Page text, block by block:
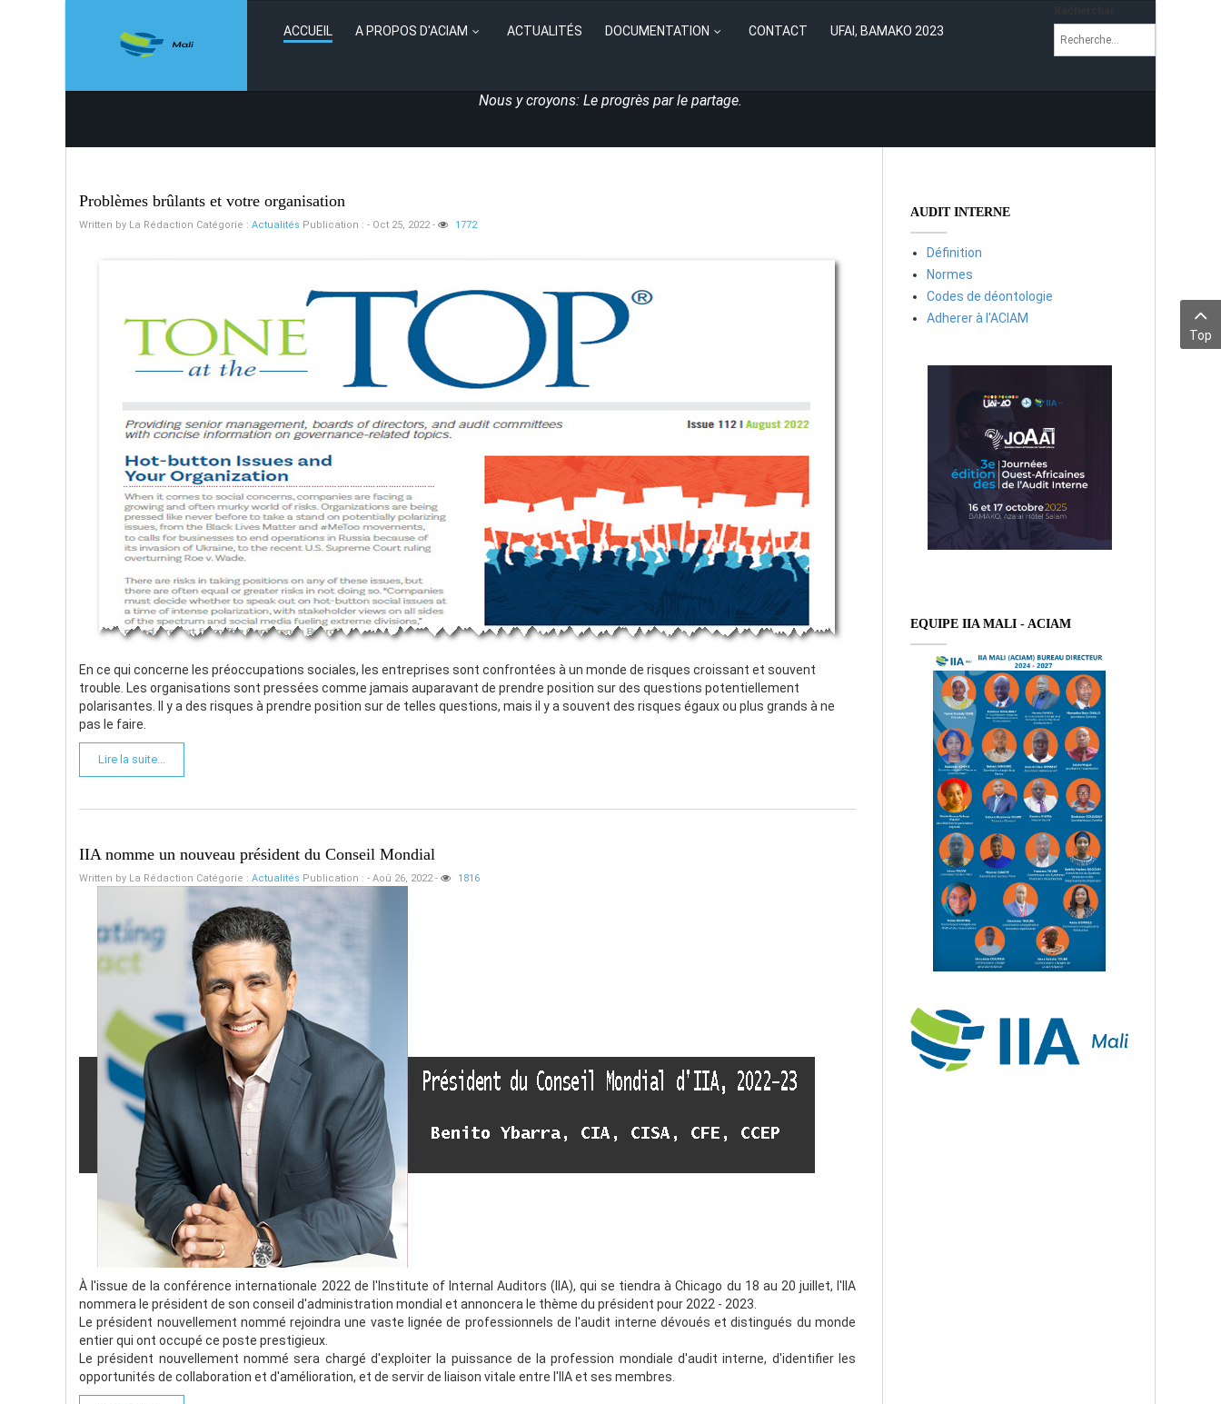
ACCUEIL A PROPOS D'ACIAM ACTUALITÉS DOCUMENTATION CONTACT UFAI, BAMAKO 2023
Nous y croyons: Le progrès par le partage.
Problèmes brûlants et votre organisation
Written by La Rédaction Catégorie : Actualités Publication : - Oct 25, 2022 - 1772
En ce qui concerne les préoccupations sociales, les entreprises sont confrontées à un monde de risques croissant et souvent
trouble. Les organisations sont pressées comme jamais auparavant de prendre position sur des questions potentiellement
polarisantes. Il y a des risques à prendre position sur de telles questions, mais il y a souvent des risques égaux ou plus grands à ne
pas le faire.
Lire la suite...
IIA nomme un nouveau président du Conseil Mondial
Written by La Rédaction Catégorie : Actualités Publication : - Aoû 26, 2022 - 1816
À l'issue de la conférence internationale 2022 de l'Institute of Internal Auditors (IIA), qui se tiendra à Chicago du 18 au 20 juillet, l'IIA
nommera le président de son conseil d'administration mondial et annoncera le thème du président pour 2022 - 2023.
Le président nouvellement nommé rejoindra une vaste lignée de professionnels de l'audit interne dévoués et distingués du monde
entier qui ont occupé ce poste prestigieux.
Le président nouvellement nommé sera chargé d'exploiter la puissance de la profession mondiale d'audit interne, d'identifier les
opportunités de collaboration et d'amélioration, et de servir de liaison vitale entre l'IIA et ses membres.
AUDIT INTERNE
Définition
Normes
Codes de déontologie
Adherer à l'ACIAM
EQUIPE IIA MALI - ACIAM
Top